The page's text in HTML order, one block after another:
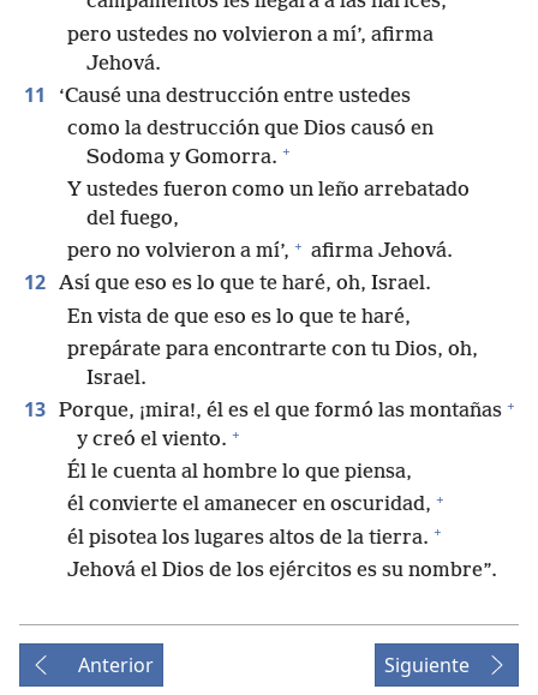
pero ustedes no volvieron a mí’, afirma
Jehová.
11
‘Causé una destrucción entre ustedes
como la destrucción que Dios causó en
Sodoma y Gomorra. +
Y ustedes fueron como un leño arrebatado
del fuego,
pero no volvieron a mí’, + afirma Jehová.
12 Así que eso es lo que te haré, oh, Israel.
En vista de que eso es lo que te haré,
prepárate para encontrarte con tu Dios, oh,
Israel.
13 Porque, ¡mira!, él es el que formó las montañas +
y creó el viento. +
Él le cuenta al hombre lo que piensa,
él convierte el amanecer en oscuridad, +
él pisotea los lugares altos de la tierra. +
Jehová el Dios de los ejércitos es su nombre”.
Anterior Siguiente